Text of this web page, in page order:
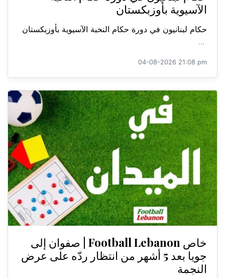
الآسيوية بأوزبكستان
حكام لبنانيون في دورة حكام النخبة الآسيوية بأوزبكستان
...
04-08-2026 21:08 pm
خاص Football Lebanon | صفوان إلى
جويا بعد 5 أشهر من انتظار ردّه على عرض
النجمة